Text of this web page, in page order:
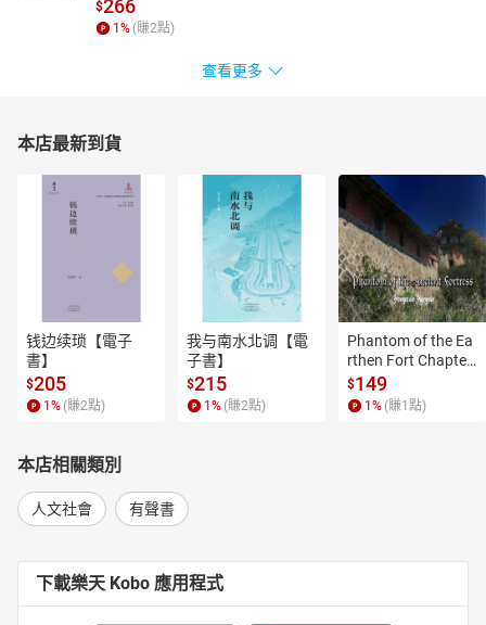
$266
1% (賺2點)
查看更多
本店最新到貨
钱边续琐【電子
書】
$205
1 % (賺2點)
我与南水北调【電
子書】
$215
1 % (賺2點)
Phantom of the Ea
rthen Fort Chapter
4【有聲書】
$149
1 % (賺1 點)
本店相關類別
人文社會 有聲書
下載樂天 Kobo 應用程式